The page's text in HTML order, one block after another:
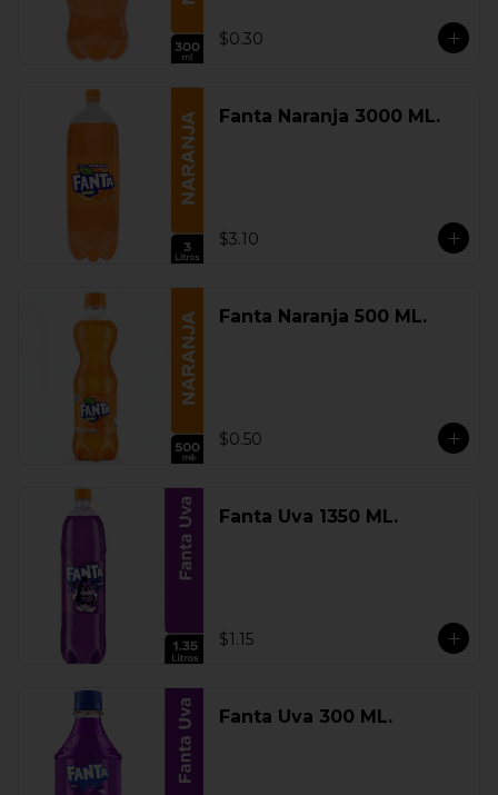
$0.30
Fanta Naranja 3000 ML.
$3.10
Fanta Naranja 500 ML.
$0.50
Fanta Uva 1350 ML.
$1.15
Fanta Uva 300 ML.